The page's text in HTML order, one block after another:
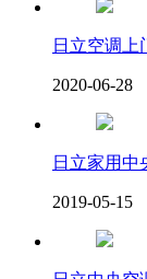
日立空调上
2020-06-28
日立家用中
2019-05-15